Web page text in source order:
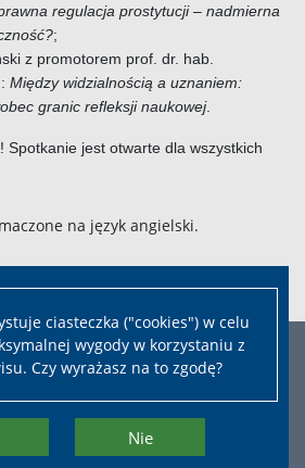
ciasteczka ("cookies") w celu
wygody w korzystaniu z
Czy wyrażasz na to zgodę?
Nie
regulacja prostytucji – nadmierna
;
z promotorem prof. dr. hab.
Między widzialnością a uznaniem:
granic refleksji naukowej.
Spotkanie jest otwarte dla wszystkich
na język angielski.